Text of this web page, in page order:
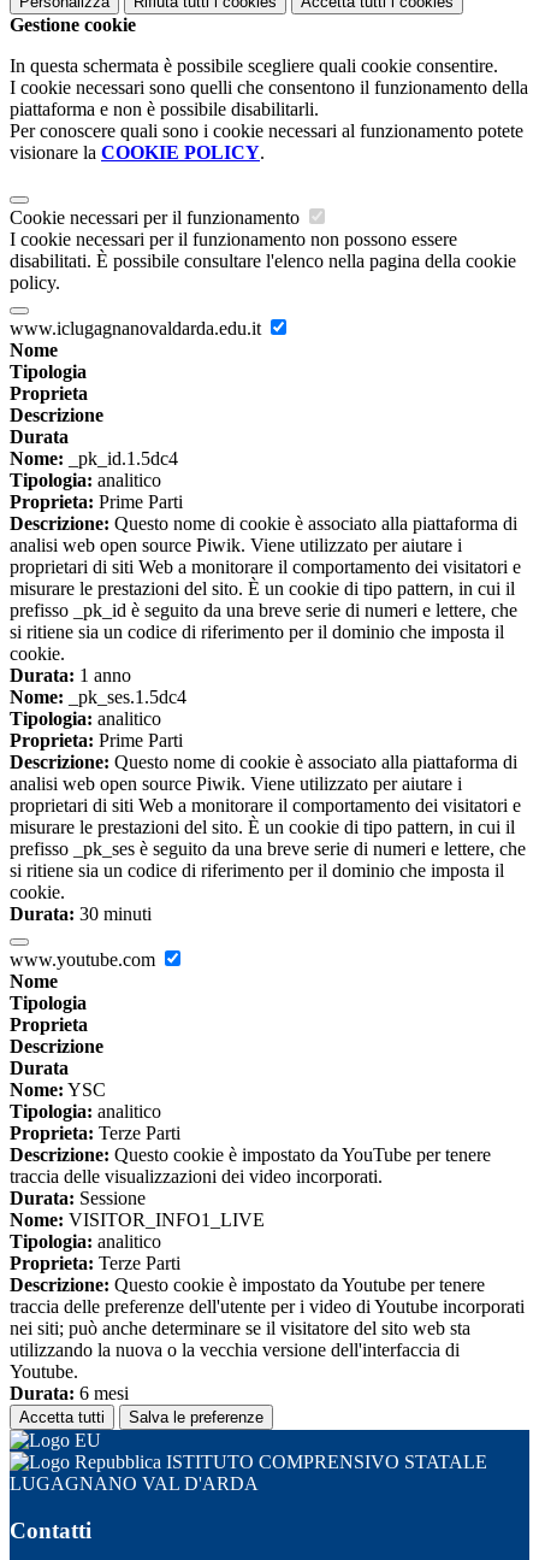
Gestione cookie
In questa schermata è possibile scegliere quali cookie consentire.
I cookie necessari sono quelli che consentono il funzionamento della
piattaforma e non è possibile disabilitarli.
Per conoscere quali sono i cookie necessari al funzionamento potete
visionare la COOKIE POLICY.
Cookie necessari per il funzionamento
I cookie necessari per il funzionamento non possono essere
disabilitati. È possibile consultare l'elenco nella pagina della cookie
policy.
www.iclugagnanovaldarda.edu.it
Nome
Tipologia
Proprieta
Descrizione
Durata
Nome: _pk_id.1.5dc4
Tipologia: analitico
Proprieta: Prime Parti
Descrizione: Questo nome di cookie è associato alla piattaforma di
analisi web open source Piwik. Viene utilizzato per aiutare i
proprietari di siti Web a monitorare il comportamento dei visitatori e
misurare le prestazioni del sito. È un cookie di tipo pattern, in cui il
prefisso _pk_id è seguito da una breve serie di numeri e lettere, che
si ritiene sia un codice di riferimento per il dominio che imposta il
cookie.
Durata: 1 anno
Nome: _pk_ses.1.5dc4
Tipologia: analitico
Proprieta: Prime Parti
Descrizione: Questo nome di cookie è associato alla piattaforma di
analisi web open source Piwik. Viene utilizzato per aiutare i
proprietari di siti Web a monitorare il comportamento dei visitatori e
misurare le prestazioni del sito. È un cookie di tipo pattern, in cui il
prefisso _pk_ses è seguito da una breve serie di numeri e lettere, che
si ritiene sia un codice di riferimento per il dominio che imposta il
cookie.
Durata: 30 minuti
www.youtube.com
Nome
Tipologia
Proprieta
Descrizione
Durata
Nome: YSC
Tipologia: analitico
Proprieta: Terze Parti
Descrizione: Questo cookie è impostato da YouTube per tenere
traccia delle visualizzazioni dei video incorporati.
Durata: Sessione
Nome: VISITOR_INFO1_LIVE
Tipologia: analitico
Proprieta: Terze Parti
Descrizione: Questo cookie è impostato da Youtube per tenere
traccia delle preferenze dell'utente per i video di Youtube incorporati
nei siti; può anche determinare se il visitatore del sito web sta
utilizzando la nuova o la vecchia versione dell'interfaccia di
Youtube.
Durata: 6 mesi
Accetta tutti Salva le preferenze
ISTITUTO COMPRENSIVO STATALE
LUGAGNANO VAL D'ARDA
Contatti